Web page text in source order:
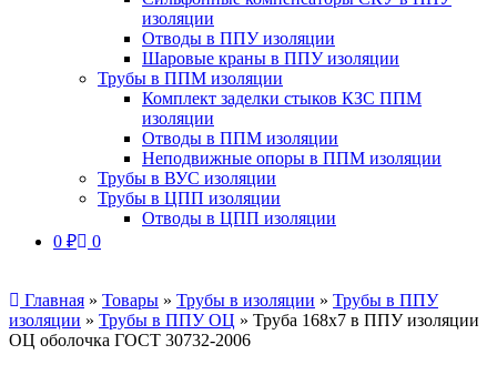
изоляции
Отводы в ППУ изоляции
Шаровые краны в ППУ изоляции
Трубы в ППМ изоляции
Комплект заделки стыков КЗС ППМ
изоляции
Отводы в ППМ изоляции
Неподвижные опоры в ППМ изоляции
Трубы в ВУС изоляции
Трубы в ЦПП изоляции
Отводы в ЦПП изоляции
0 ₽ 0
Главная » Товары » Трубы в изоляции » Трубы в ППУ
изоляции » Трубы в ППУ ОЦ » Труба 168х7 в ППУ изоляции
ОЦ оболочка ГОСТ 30732-2006